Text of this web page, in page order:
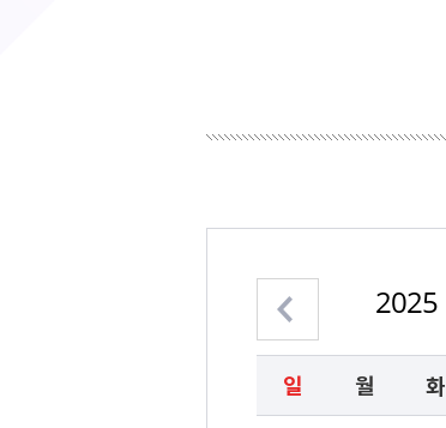
2025
2025년 11월의 달력형태로 해당 날짜를 클릭하시면 해당 날짜의 일정계획을 정보를 제공합니다.
일 월 화